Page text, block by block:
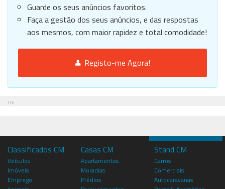
Guarde os seus anúncios favoritos.
Faça a gestão dos seus anúncios, e das respostas
aos mesmos, com maior rapidez e total comodidade!
Registo-me Agora!
Pub
Classificados CM
Veículos
Imóveis
Emprego
Casas CM
Apartamentos
Moradias
Prédios
Stand CM
Carros
Comerciais
Autocaravanas